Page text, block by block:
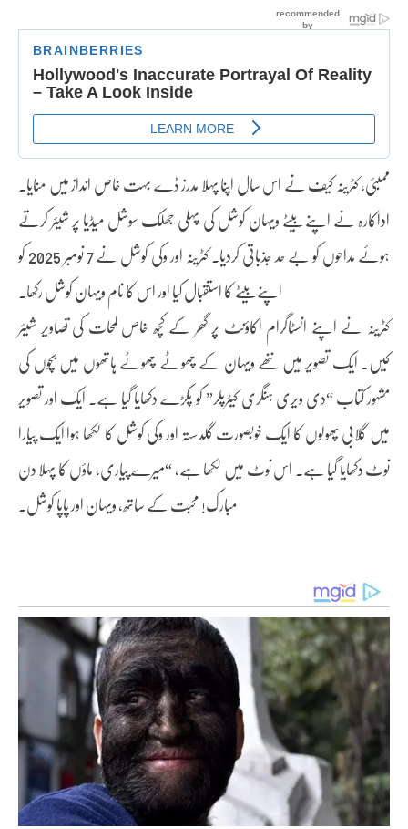
ممبئی، کٹرینہ کیف نے اس سال اپنا پہلا مدرز ڈے بہت خاص انداز میں منایا۔
اداکارہ نے اپنے بیٹے ویہان کوشل کی پہلی جھلک سوشل میڈیا پر شیئر کرتے
ہوئے مداحوں کو بے حد جذباتی کردیا۔ کٹرینہ اور وکی کوشل نے 7 نومبر 2025 کو
اپنے بیٹے کا استقبال کیا اور اس کا نام ویہان کوشل رکھا۔
کٹرینہ نے اپنے انسٹاگرام اکاؤنٹ پر گھر کے کچھ خاص لمحات کی تصاویر شیئر
کیں۔ ایک تصویر میں ننھے ویہان کے چھوٹے چھوٹے ہاتھوں میں بچوں کی
مشہور کتاب “دی ویری ہنگری کیٹرپلر” کو پکڑے دکھایا گیا ہے۔ ایک اور تصویر
میں گلابی پھولوں کا ایک خوبصورت گلدستہ اور وکی کوشل کا لکھا ہوا ایک پیارا
نوٹ دکھایا گیا ہے۔ اس نوٹ میں لکھا ہے، “میرے پیاری، ماؤں کا پہلا دن
مبارک! محبت کے ساتھ، ویہان اور پاپا کوشل۔